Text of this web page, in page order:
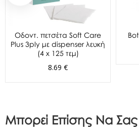
Oδοντ. πετσέτα Soft Care
Plus 3ply με dispenser λευκή
(4 x 125 τεμ)
8.69 €
Μπορεί Επίσης Να Σας